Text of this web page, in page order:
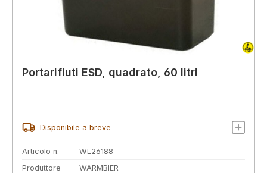
Portarifiuti ESD, quadrato, 60 litri
Disponibile a breve
Articolo n.
WL26188
Produttore
WARMBIER